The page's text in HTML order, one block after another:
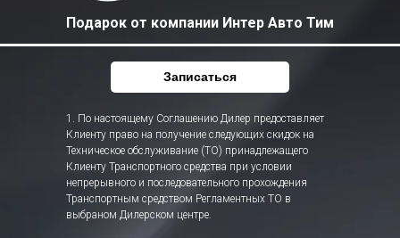
Подарок от компании Интер Авто Тим
1. По настоящему Соглашению Дилер предоставляет
Клиенту право на получение следующих скидок на
Техническое обслуживание (ТО) принадлежащего
Клиенту Транспортного средства при условии
непрерывного и последовательного прохождения
Транспортным средством Регламентных ТО в
выбраном Дилерском центре.
Записаться